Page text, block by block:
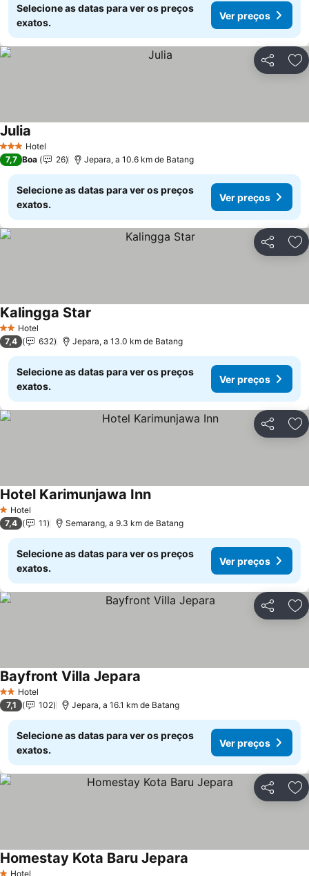
Selecione as datas para ver os preços
exatos.
Ver preços
Partilhar
3 EstrelasHotel
Julia
7,7 Boa 26 Jepara, a 10.6 km de Batang
Selecione as datas para ver os preços
exatos.
Ver preços
Partilhar
2 Estrelas
Hotel
Kalingga Star
7,4 632 Jepara, a 13.0 km de Batang
Selecione as datas para ver os preços
exatos.
Ver preços
Partilhar
1 Estrelas
Hotel
Hotel Karimunjawa InnVer preços
7,4 11 Semarang, a 9.3 km de Batang
Selecione as datas para ver os preços
exatos.
Ver preços
Partilhar
2 Estrelas
Hotel
Bayfront Villa Jepara
7,1 102 Jepara, a 16.1 km de Batang
Selecione as datas para ver os preços
exatos.
Ver preços
Partilhar
Hotel
Homestay Kota Baru Jepara